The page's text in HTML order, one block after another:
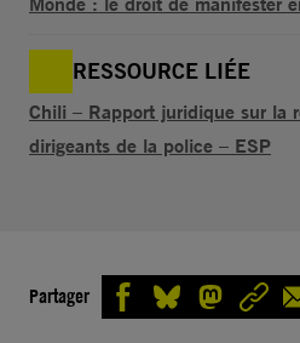
RESSOURCE LIÉE
Chili – Rapport juridique sur la
dirigeants de la police – ESP
Partager